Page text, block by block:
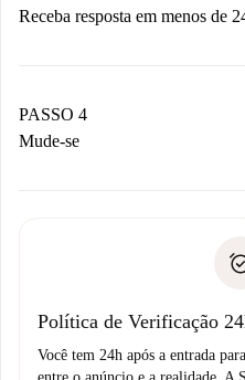
Receba resposta em menos de
proprietário.
Se recusada: não
Débito direto
PASSO 4
Mude-se
não comunicar nenhum
Política de Verificação
Você tem 24h após a entrada